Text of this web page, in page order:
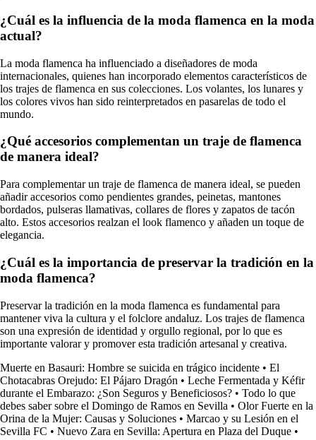
¿Cuál es la influencia de la moda flamenca en la moda
actual?
La moda flamenca ha influenciado a diseñadores de moda
internacionales, quienes han incorporado elementos característicos de
los trajes de flamenca en sus colecciones. Los volantes, los lunares y
los colores vivos han sido reinterpretados en pasarelas de todo el
mundo.
¿Qué accesorios complementan un traje de flamenca
de manera ideal?
Para complementar un traje de flamenca de manera ideal, se pueden
añadir accesorios como pendientes grandes, peinetas, mantones
bordados, pulseras llamativas, collares de flores y zapatos de tacón
alto. Estos accesorios realzan el look flamenco y añaden un toque de
elegancia.
¿Cuál es la importancia de preservar la tradición en la
moda flamenca?
Preservar la tradición en la moda flamenca es fundamental para
mantener viva la cultura y el folclore andaluz. Los trajes de flamenca
son una expresión de identidad y orgullo regional, por lo que es
importante valorar y promover esta tradición artesanal y creativa.
Muerte en Basauri: Hombre se suicida en trágico incidente • El
Chotacabras Orejudo: El Pájaro Dragón • Leche Fermentada y Kéfir
durante el Embarazo: ¿Son Seguros y Beneficiosos? • Todo lo que
debes saber sobre el Domingo de Ramos en Sevilla • Olor Fuerte en la
Orina de la Mujer: Causas y Soluciones • Marcao y su Lesión en el
Sevilla FC • Nuevo Zara en Sevilla: Apertura en Plaza del Duque •